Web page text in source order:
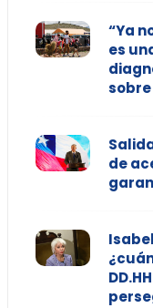
“Ya
es
de